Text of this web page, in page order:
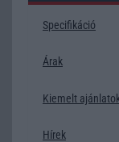
Specifikáció
Árak
Kiemelt
Hírek